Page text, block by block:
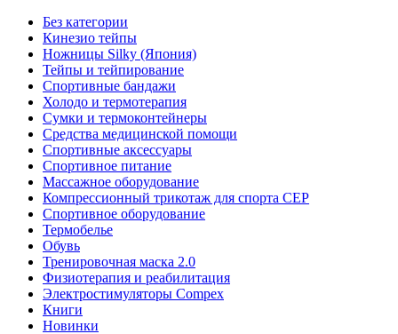
Без категории
Кинезио тейпы
Ножницы Silky (Япония)
Тейпы и тейпирование
Спортивные бандажи
Холодо и термотерапия
Сумки и термоконтейнеры
Средства медицинской помощи
Спортивные аксессуары
Спортивное питание
Массажное оборудование
Компрессионный трикотаж для спорта СЕР
Спортивное оборудование
Термобелье
Обувь
Тренировочная маска 2.0
Физиотерапия и реабилитация
Электростимуляторы Compex
Книги
Новинки